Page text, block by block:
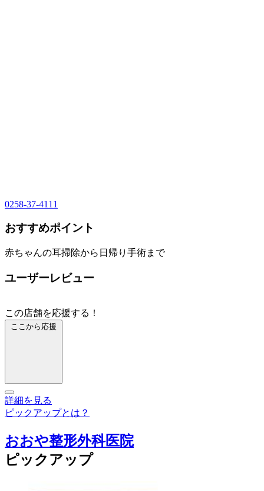
0258-37-4111
おすすめポイント
赤ちゃんの耳掃除から日帰り手術まで
ユーザーレビュー
この店舗を応援する！
ここから応援
詳細を見る
ピックアップとは？
おおや整形外科医院
ピックアップ